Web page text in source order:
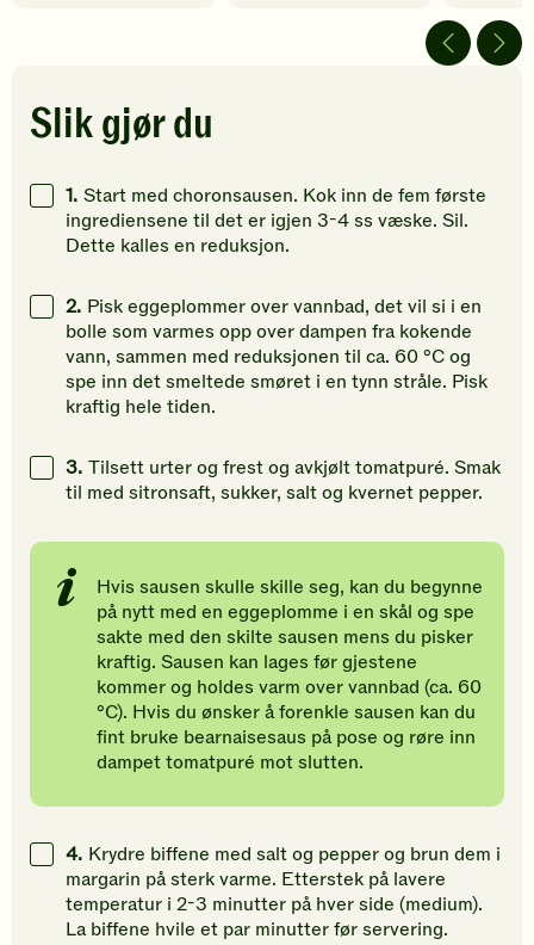
Klikk
for
gi
din
vurdering.
din
vurdering.
av
5
din
Slik gjør du
1. Start med choronsausen. Kok inn de fem første
ingrediensene til det er igjen 3-4 ss væske. Sil.
Dette kalles en reduksjon.
2. Pisk eggeplommer over vannbad, det vil si i en
bolle som varmes opp over dampen fra kokende
vann, sammen med reduksjonen til ca. 60 °C og
spe inn det smeltede smøret i en tynn stråle. Pisk
kraftig hele tiden.
3. Tilsett urter og frest og avkjølt tomatpuré. Smak
til med sitronsaft, sukker, salt og kvernet pepper.
Hvis sausen skulle skille seg, kan du begynne
på nytt med en eggeplomme i en skål og spe
sakte med den skilte sausen mens du pisker
kraftig. Sausen kan lages før gjestene
kommer og holdes varm over vannbad (ca. 60
°C). Hvis du ønsker å forenkle sausen kan du
fint bruke bearnaisesaus på pose og røre inn
dampet tomatpuré mot slutten.
4. Krydre biffene med salt og pepper og brun dem i
margarin på sterk varme. Etterstek på lavere
temperatur i 2-3 minutter på hver side (medium).
La biffene hvile et par minutter før servering.